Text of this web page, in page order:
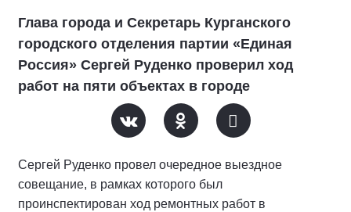
Глава города и Секретарь Курганского
городского отделения партии «Единая
Россия» Сергей Руденко проверил ход
работ на пяти объектах в городе
Сергей Руденко провел очередное выездное
совещание, в рамках которого был
проинспектирован ход ремонтных работ в